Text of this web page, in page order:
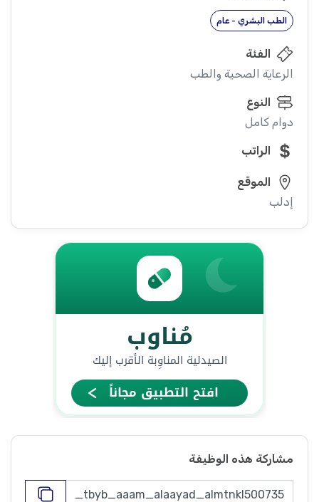
الطب البشري - عام
الفئة
الرعاية الصحية والطب
النوع
دوام كامل
الراتب
الموقع
إدلب
مشاركة هذه الوظيفة